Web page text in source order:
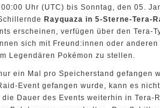
Uhr (UTC) bis Sonntag, den 05.
Rayquaza in 5-Sterne-Tera-
erscheinen, verfügen über den Tera-
sich mit Freund:innen oder
Legendären Pokémon zu stellen.
ein Mal pro Speicherstand gefangen
Event gefangen wurde, kann es
Dauer des Events weiterhin in Tera-